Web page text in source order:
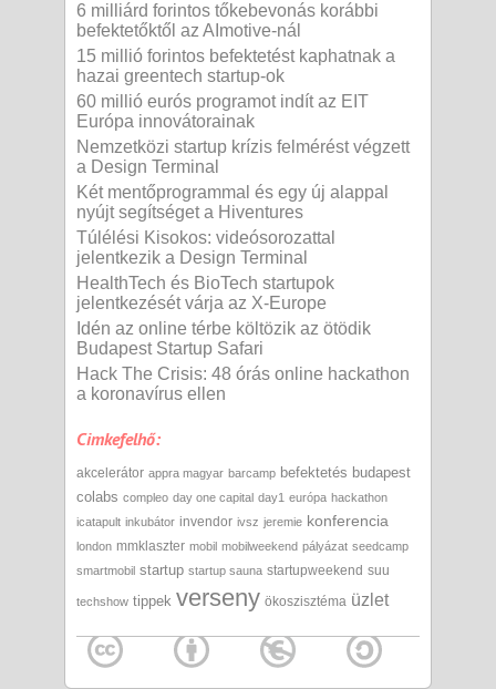
6 milliárd forintos tőkebevonás korábbi
befektetőktől az AImotive-nál
15 millió forintos befektetést kaphatnak a
hazai greentech startup-ok
60 millió eurós programot indít az EIT
Európa innovátorainak
Nemzetközi startup krízis felmérést végzett
a Design Terminal
Két mentőprogrammal és egy új alappal
nyújt segítséget a Hiventures
Túlélési Kisokos: videósorozattal
jelentkezik a Design Terminal
HealthTech és BioTech startupok
jelentkezését várja az X-Europe
Idén az online térbe költözik az ötödik
Budapest Startup Safari
Hack The Crisis: 48 órás online hackathon
a koronavírus ellen
Cimkefelhő:
akcelerátor appra magyar barcamp befektetés budapest
colabs compleo day one capital day1 európa hackathon
icatapult inkubátor invendor ivsz jeremie konferencia
london mmklaszter mobil mobilweekend pályázat seedcamp
smartmobil startup startup sauna startupweekend suu
techshow tippek verseny ökoszisztéma üzlet